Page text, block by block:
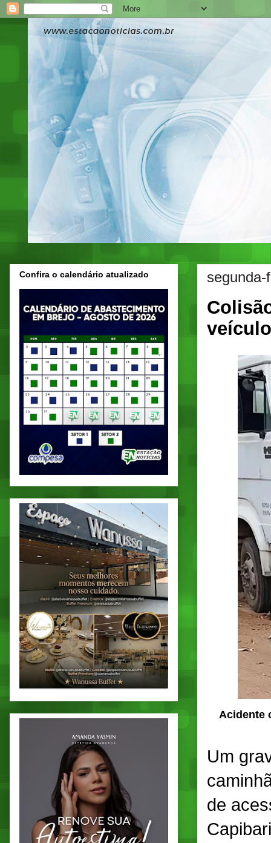
Acidente
Um
de
Confira o calendário atualizado